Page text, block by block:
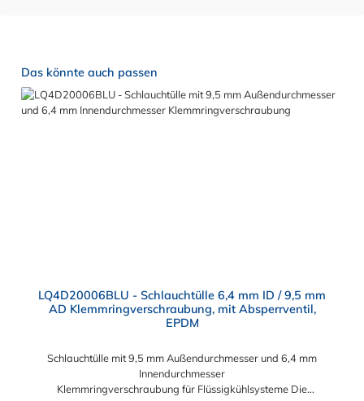
Produktgalerie überspringen
Das könnte auch passen
LQ4D20006BLU - Schlauchtülle 6,4 mm ID / 9,5 mm
AD Klemmringverschraubung, mit Absperrventil,
EPDM
Schlauchtülle mit 9,5 mm Außendurchmesser und 6,4 mm
Innendurchmesser
Klemmringverschraubung für Flüssigkühlsysteme Die